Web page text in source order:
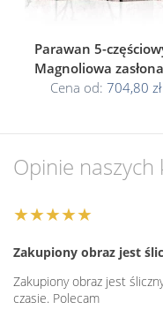
Parawan 5-
Magnoliowa
Cena od: 704,80 zł
Opinie
★★★★★
Zakupiony obraz jest
Zakupiony obraz jest
czasie. Polecam